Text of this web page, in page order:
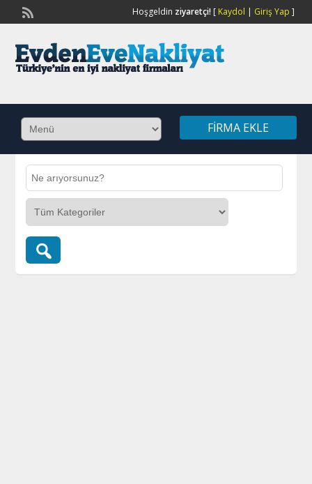
Hoşgeldin ziyaretçi![ Kaydol | Giriş Yap ]
FIRMA EKLE